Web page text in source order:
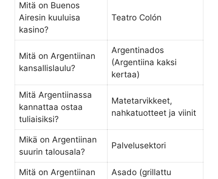
Mitä on Buenos
Airesin kuuluisa
kasino?
Teatro Colón
Mitä on Argentiinan
kansallislaulu?
Argentinados
(Argentiina kaksi
kertaa)
Mitä Argentiinassa
kannattaa ostaa
tuliaisiksi?
Matetarvikkeet,
nahkatuotteet ja viinit
Mikä on Argentiinan
suurin talousala?
Palvelusektori
Mitä on Argentiinan
Asado (grillattu